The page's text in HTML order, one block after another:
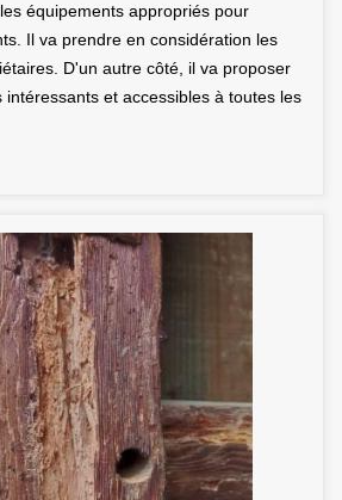
équipements appropriés pour
Il va prendre en considération les
D'un autre côté, il va proposer
intéressants et accessibles à toutes les